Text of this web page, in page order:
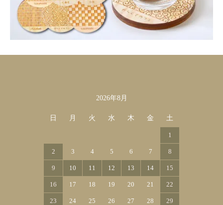
2026年8月
日 月 火 水 木 金 土
1
2 3 4 5 6 7 8
9 10 11 12 13 14 15
16 17 18 19 20 21 22
23 24 25 26 27 28 29